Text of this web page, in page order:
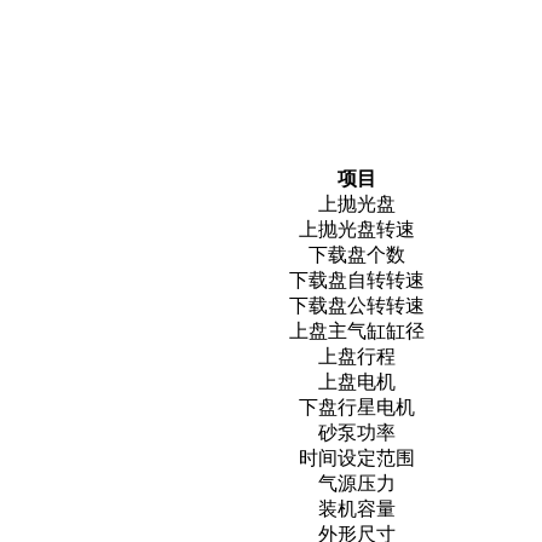
项目
上抛光盘
上抛光盘转速
下载盘个数
下载盘自转转速
下载盘公转转速
上盘主气缸缸径
上盘行程
上盘电机
下盘行星电机
砂泵功率
时间设定范围
气源压力
装机容量
外形尺寸